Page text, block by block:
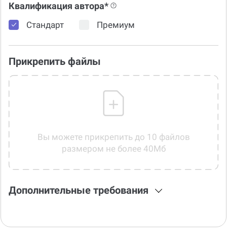
Квалификация автора*
Стандарт Премиум
Прикрепить файлы
Вы можете прикрепить до 10 файлов
размером не более 40Мб
Дополнительные требования